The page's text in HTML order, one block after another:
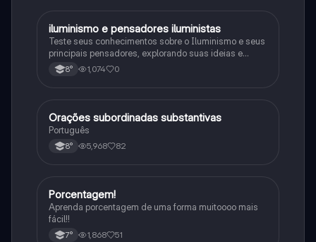
História
iluminismo e pensadores iluministas
Teste seus conhecimentos sobre o Iluminismo e seus
principais pensadores, explorando suas ideias e
impacto histórico.
8° 1,074 0
Português
Orações subordinadas substantivas
Português
8° 5,968 82
Matematica
Porcentagem!
Aprenda porcentagem de uma forma muitoooo mais
fácil!!
7° 1,868 51